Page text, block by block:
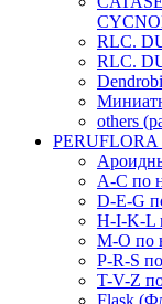
RLC.
RLC.
others
PERUFLORA
A-C по
D-E-G
H-I-K-L
M-O по
P-R-S
T-V-Z